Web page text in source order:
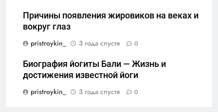
Причины появления жировиков на веках и
вокруг глаз
pristroykin_
3 года спустя 0
Биография йогиты Бали — Жизнь и
достижения известной йоги
pristroykin_
3 года спустя 0